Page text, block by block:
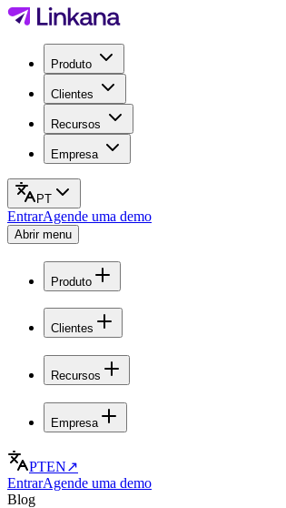
Produto
Clientes
Recursos
Empresa
PT
EntrarAgende uma demo
Abrir menu
Produto
Clientes
Recursos
Empresa
PTEN↗
EntrarAgende uma demo
Blog